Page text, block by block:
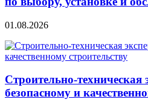
01.08.2026
безопасному и